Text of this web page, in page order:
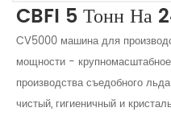
CBFI 5 Тонн На
CV5000 машина для
мощности -
производства съедобного
чистый, гигиеничный и